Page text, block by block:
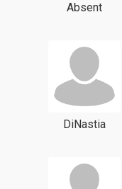
Absent
DiNastia